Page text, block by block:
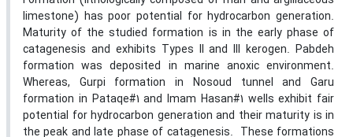
limestone) has poor potential for hydrocarbon generation.
Maturity of the studied formation is in the early phase of
catagenesis and exhibits Types II and III kerogen. Pabdeh
formation was deposited in marine anoxic environment.
Whereas, Gurpi formation in Nosoud tunnel and Garu
formation in Pataqe#1 and Imam Hasan#1 wells exhibit fair
potential for hydrocarbon generation and their maturity is in
the peak and late phase of catagenesis. These formations